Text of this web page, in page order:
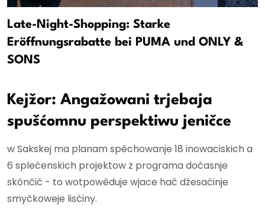
Late-Night-Shopping: Starke
Eröffnungsrabatte bei PUMA und ONLY &
SONS
Kejžor: Angažowani trjebaja
spušćomnu perspektiwu jeničce
w Sakskej ma planam spěchowanje 18 inowaciskich a
6 splećenskich projektow z programa dočasnje
skónčić - to wotpowěduje wjace hač dźesaćinje
smyčkoweje lisćiny.